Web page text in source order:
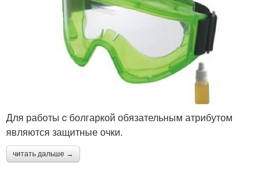
Для работы c болгаркой обязательным атрибутом
являются защитные очки.
читать дальше →